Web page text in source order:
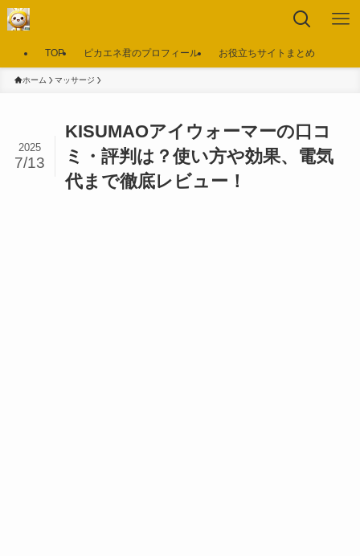
TOP ピカエネ君のプロフィール お役立ちサイトまとめ
ホーム マッサージ
KISUMAOアイウォーマーの口コ
ミ・評判は？使い方や効果、電気
代まで徹底レビュー！
2025
7/13